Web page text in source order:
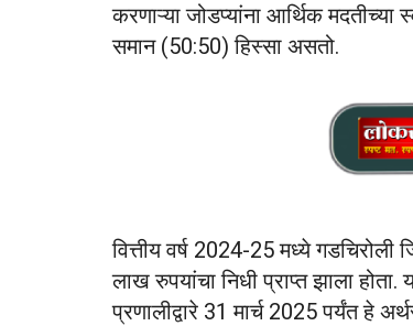
करणाऱ्या जोडप्यांना आर्थिक
समान (50:50) हिस्सा असतो.
वित्तीय वर्ष 2024-25 मध्ये
लाख रुपयांचा निधी प्राप्त झाला होता.
प्रणालीद्वारे 31 मार्च 2025 पर्यंत हे